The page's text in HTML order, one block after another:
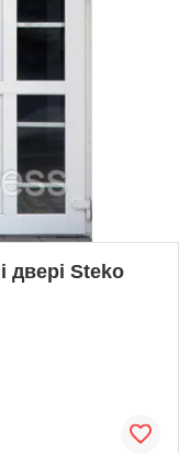
двері Steko